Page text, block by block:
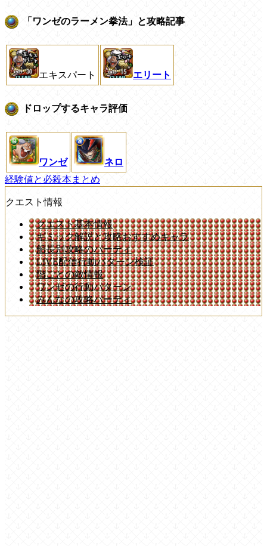
「ワンゼのラーメン拳法」と攻略記事
エキスパート エリート
ドロップするキャラ評価
ワンゼ
ネロ
経験値と必殺本まとめ
クエスト情報
クエスト基本情報
ギミック解説と攻略おすすめキャラ
船長別攻略のパーティ
LIVE配信行動パターン検証
階ごとの敵情報
ワンゼの行動パターン
みんなの攻略パーティ